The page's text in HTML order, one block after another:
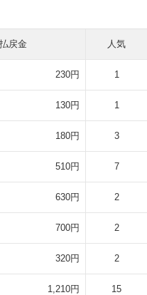
払戻金 人気
230円 1
130円 1
180円 3
510円 7
630円 2
700円 2
320円 2
1,210円 15